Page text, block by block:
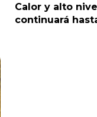
Calor y alto
continuará